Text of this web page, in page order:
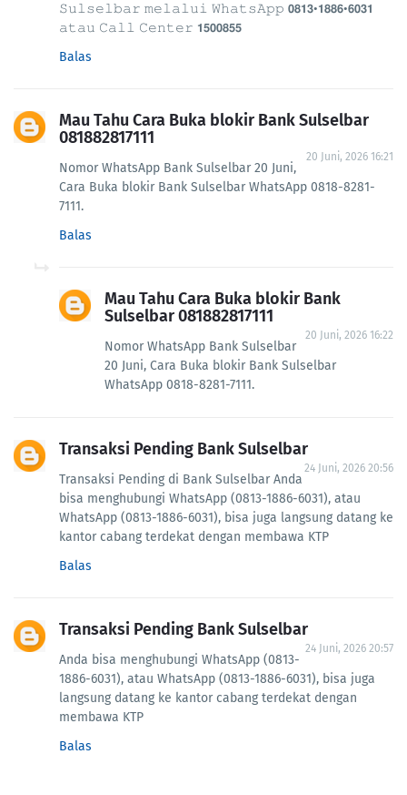
𝚂𝚞𝚕𝚜𝚎𝚕𝚋𝚊𝚛 𝚖𝚎𝚕𝚊𝚕𝚞𝚒 𝚆𝚑𝚊𝚝𝚜𝙰𝚙𝚙 𝟬𝟴𝟭𝟯•𝟭𝟴𝟴𝟲•𝟲𝟬𝟯𝟭
𝚊𝚝𝚊𝚞 𝙲𝚊𝚕𝚕 𝙲𝚎𝚗𝚝𝚎𝚛 𝟭𝟱𝟬𝟬𝟴𝟱𝟱
Balas
Mau Tahu Cara Buka blokir Bank Sulselbar
081882817111
20 Juni, 2026 16:21
Nomor WhatsApp Bank Sulselbar 20 Juni,
Cara Buka blokir Bank Sulselbar WhatsApp 0818-8281-
7111.
Balas
Mau Tahu Cara Buka blokir Bank
Sulselbar 081882817111
20 Juni, 2026 16:22
Nomor WhatsApp Bank Sulselbar
20 Juni, Cara Buka blokir Bank Sulselbar
WhatsApp 0818-8281-7111.
Transaksi Pending Bank Sulselbar
24 Juni, 2026 20:56
Transaksi Pending di Bank Sulselbar Anda
bisa menghubungi WhatsApp (0813-1886-6031), atau
WhatsApp (0813-1886-6031), bisa juga langsung datang ke
kantor cabang terdekat dengan membawa KTP
Balas
Transaksi Pending Bank Sulselbar
24 Juni, 2026 20:57
Anda bisa menghubungi WhatsApp (0813-
1886-6031), atau WhatsApp (0813-1886-6031), bisa juga
langsung datang ke kantor cabang terdekat dengan
membawa KTP
Balas